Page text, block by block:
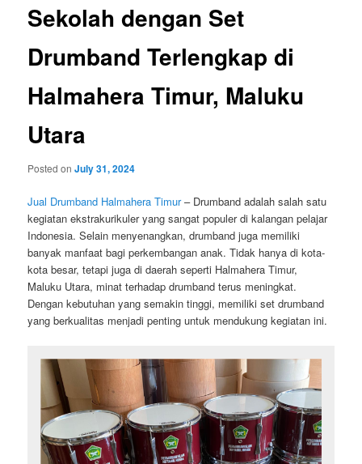
Sekolah dengan Set
Drumband Terlengkap di
Halmahera Timur, Maluku
Utara
Posted onJuly 31, 2024
Jual Drumband Halmahera Timur– Drumband adalah salah satu
kegiatan ekstrakurikuler yang sangat populer di kalangan pelajar
Indonesia. Selain menyenangkan, drumband juga memiliki
banyak manfaat bagi perkembangan anak. Tidak hanya di kota-
kota besar, tetapi juga di daerah seperti Halmahera Timur,
Maluku Utara, minat terhadap drumband terus meningkat.
Dengan kebutuhan yang semakin tinggi, memiliki set drumband
yang berkualitas menjadi penting untuk mendukung kegiatan ini.